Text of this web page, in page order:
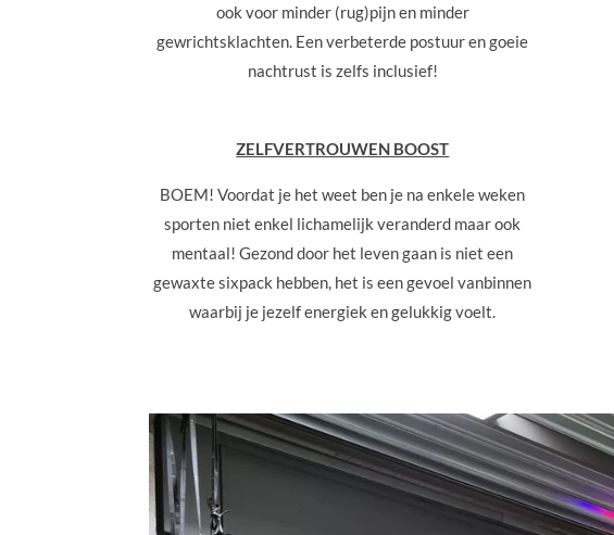
ook voor minder (rug)pijn en minder
gewrichtsklachten. Een verbeterde postuur en goeie
nachtrust is zelfs inclusief!
ZELFVERTROUWEN BOOST
BOEM! Voordat je het weet ben je na enkele weken
sporten niet enkel lichamelijk veranderd maar ook
mentaal! Gezond door het leven gaan is niet een
gewaxte sixpack hebben, het is een gevoel vanbinnen
waarbij je jezelf energiek en gelukkig voelt.